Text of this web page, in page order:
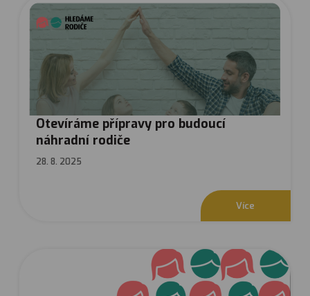
Otevíráme přípravy pro budoucí
náhradní rodiče
28. 8. 2025
Více